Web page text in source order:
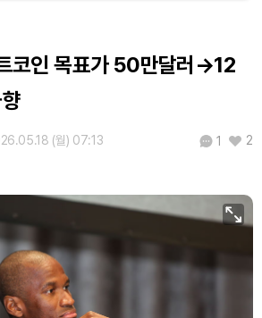
코인 목표가 50만달러→12
(월) 07:13 1 2